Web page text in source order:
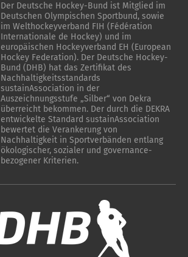
Der Deutsche Hockey-Bund ist Mitglied im
Deutschen Olympischen Sportbund, sowie
im Welthockeyverband FIH (Fédération
Internationale de Hockey) und im
europäischen Hockeyverband EH (European
Hockey Federation). Der Deutsche Hockey-
Bund (DHB) hat das Zertifikat des
Nachhaltigkeitsstandards
sustainAssociation in der
Auszeichnungsstufe „Silber“ von Dekra
überreicht bekommen. Der durch die DEKRA
entwickelte Standard sustainAssociation
bewertet die Verankerung von
Nachhaltigkeit in Sportverbänden entlang
ökologischer, sozialer und governance-
bezogener Kriterien.